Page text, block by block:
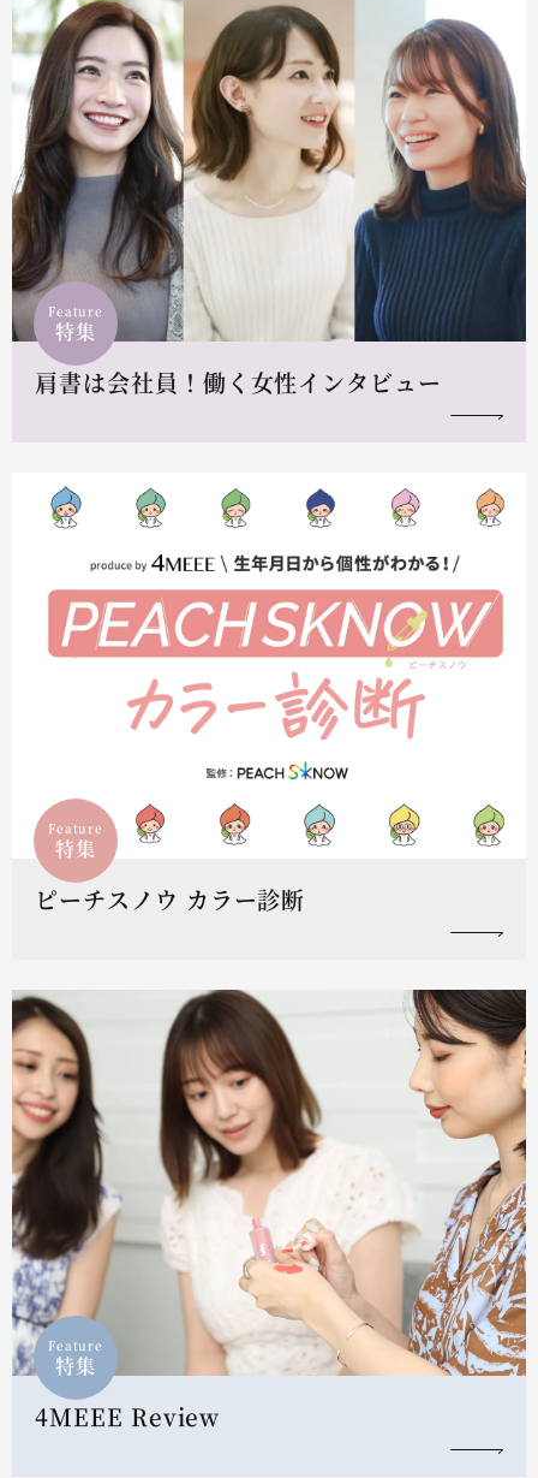
Feature
特集
肩書は会社員！働く女性インタビュー
Feature
特集
ピーチスノウ カラー診断
Feature
特集
4MEEE Review